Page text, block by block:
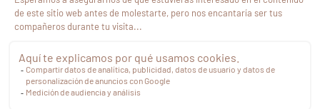
Síguenos en